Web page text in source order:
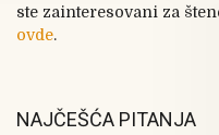
ste zainteresovani za
ovde.
NAJČEŠĆA PITANJA